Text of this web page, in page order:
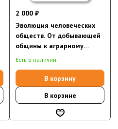
2 000 ₽
Эволюция человеческих
обществ. От добывающей
общины к аграрному
государству
Есть в наличии
В корзину
В корзине